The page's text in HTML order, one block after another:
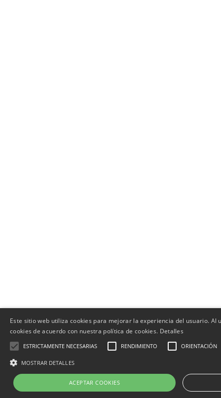
Este sitio web utiliza cookies para mejorar la experiencia del usuario.
cookies de acuerdo con nuestra política de cookies. Detalles
ESTRICTAMENTE NECESARIAS RENDIMIENTO ORIENTACIÓN
MOSTRAR DETALLES
ACEPTAR COOKIES